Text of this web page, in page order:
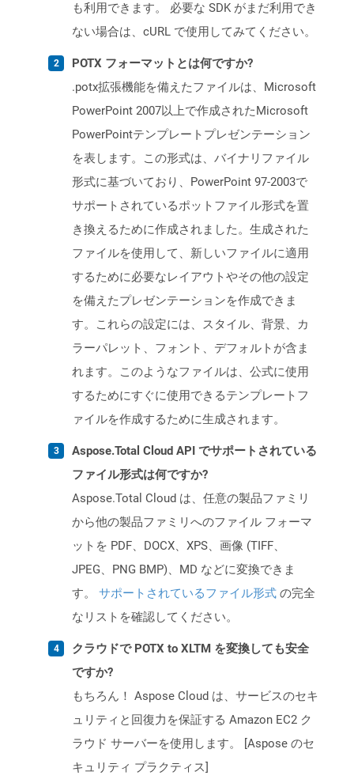
も利用できます。 必要な SDK がまだ利用でき
ない場合は、cURL で使用してみてください。
POTX フォーマットとは何ですか?
.potx拡張機能を備えたファイルは、Microsoft
PowerPoint 2007以上で作成されたMicrosoft
PowerPointテンプレートプレゼンテーション
を表します。この形式は、バイナリファイル
形式に基づいており、PowerPoint 97-2003で
サポートされているポットファイル形式を置
き換えるために作成されました。生成された
ファイルを使用して、新しいファイルに適用
するために必要なレイアウトやその他の設定
を備えたプレゼンテーションを作成できま
す。これらの設定には、スタイル、背景、カ
ラーパレット、フォント、デフォルトが含ま
れます。このようなファイルは、公式に使用
するためにすぐに使用できるテンプレートフ
ァイルを作成するために生成されます。
Aspose.Total Cloud API でサポートされている
ファイル形式は何ですか?
Aspose.Total Cloud は、任意の製品ファミリ
から他の製品ファミリへのファイル フォーマ
ットを PDF、DOCX、XPS、画像 (TIFF、
JPEG、PNG BMP)、MD などに変換できま
す。 サポートされているファイル形式 の完全
なリストを確認してください。
クラウドで POTX to XLTM を変換しても安全
ですか?
もちろん！ Aspose Cloud は、サービスのセキ
ュリティと回復力を保証する Amazon EC2 ク
ラウド サーバーを使用します。 [Aspose のセ
キュリティ プラクティス]